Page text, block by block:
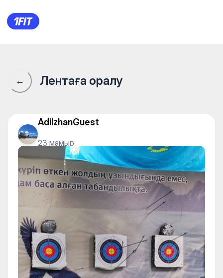
1Fit қауымдастығы · 1Fit
← Лентаға оралу
AdilzhanGuest
23 мамыр